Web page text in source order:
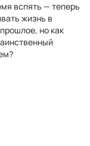
вспять — теперь
жизнь в
но как